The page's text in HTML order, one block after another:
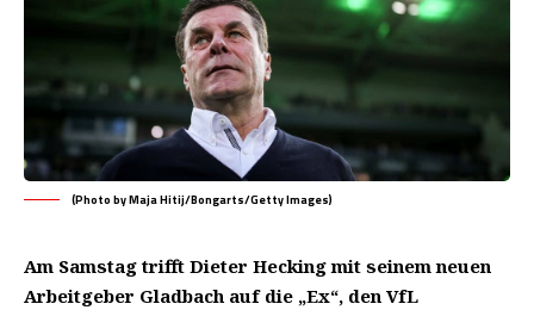
(Photo by Maja Hitij/Bongarts/Getty Images)
Am Samstag trifft Dieter Hecking mit seinem neuen
Arbeitgeber Gladbach auf die „Ex“, den VfL